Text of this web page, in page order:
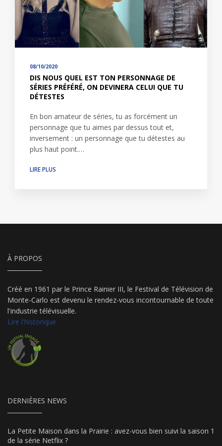
08/10/2020
DIS NOUS QUEL EST TON PERSONNAGE DE
SÉRIES PRÉFÉRÉ, ON DEVINERA CELUI QUE TU
DÉTESTES
En bon amateur de séries, tu as forcément un
personnage que tu aimes par dessus tout et,
inversement : un personnage que tu détestes au
plus haut point.…
LIRE PLUS
À PROPOS
Créé en 1961 par le Prince Rainier III, le Festival de Télévision de
Monte-Carlo est devenu le rendez-vous incontournable de toute
l'industrie télévisuelle.
Lire l'historique
DERNIÈRES NEWS
La Petite Maison dans la Prairie : avez-vous bien suivi la saison 1
de la série Netflix ?